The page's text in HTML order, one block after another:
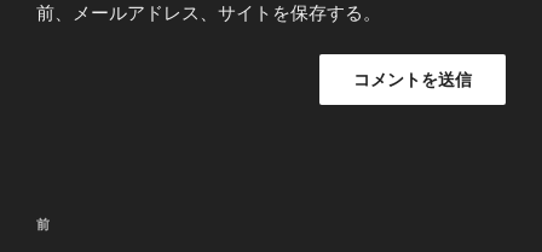
前、メールアドレス、サイトを保存する。
投
前
前